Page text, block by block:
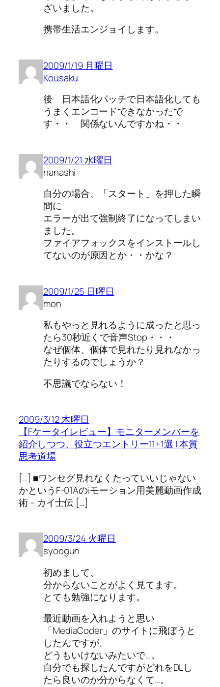
ざいました。
携帯生活エンジョイします。
2009/1/19 月曜日
Kousaku
後 日本語化パッチで日本語化しても
うまくエンコードできなかったで
す・・ 関係ないんですかね・・
2009/1/21 水曜日
nanashi
自分の場合、「スタート」を押した瞬
間に
エラーが出て強制終了になってしまい
ました。
ファイアフォックスをインストールし
てないのが原因とか・・かな？
2009/1/25 日曜日
mon
私もやっと見れるように成ったと思っ
たら30秒近くで音声Stop・・・
なぜ個体、個体で見れたり見れなかっ
たりするのでしょうか？
不思議でならない！
2009/3/12 木曜日
【Fケータイレビュー】モニターメンバーを
紹介しつつ、役立つエントリー11+1選 | 本質
思考道場
[…] ■ワンセグ見れなくたっていいじゃない
かというF-01Aのiモーション用美麗動画作成
術 – カイ士伝 […]
2009/3/24 火曜日
syoogun
初めまして、
分からないことがよく見てます。
とても勉強になります。
最近動画を入れようと思い
「MediaCoder」のサイトに飛ぼうと
したんですが、
どうもいけないみたいで…。
自分でも探したんですがどれをDLし
たら良いのか分からなくて…。